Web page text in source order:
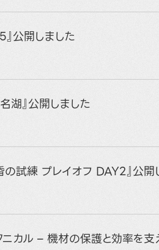
公開しました
湖』公開しました
試練 プレイオフ DAY2』公開
カル – 機材の保護と効率を支